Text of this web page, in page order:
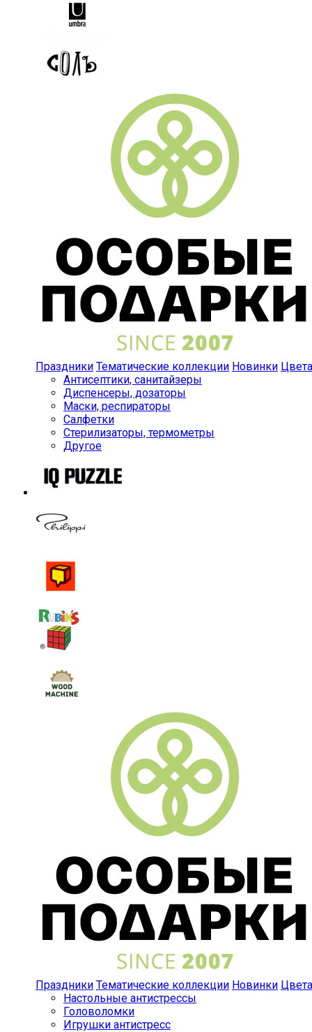
Праздники Тематические коллекции Новинки Цвета
Антисептики, санитайзеры
Диспенсеры, дозаторы
Маски, респираторы
Салфетки
Стерилизаторы, термометры
Другое
Праздники Тематические коллекции Новинки Цвета
Настольные антистрессы
Головоломки
Игрушки антистресс